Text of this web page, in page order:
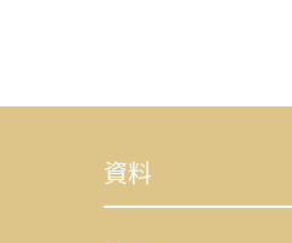
資料